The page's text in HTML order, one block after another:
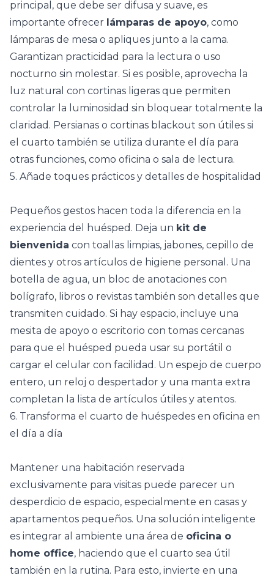
principal, que debe ser difusa y suave, es
importante ofrecer lámparas de apoyo, como
lámparas de mesa o apliques junto a la cama.
Garantizan practicidad para la lectura o uso
nocturno sin molestar. Si es posible, aprovecha la
luz natural con cortinas ligeras que permiten
controlar la luminosidad sin bloquear totalmente la
claridad. Persianas o cortinas blackout son útiles si
el cuarto también se utiliza durante el día para
otras funciones, como oficina o sala de lectura.
5. Añade toques prácticos y detalles de hospitalidad
Pequeños gestos hacen toda la diferencia en la
experiencia del huésped. Deja un kit de
bienvenida con toallas limpias, jabones, cepillo de
dientes y otros artículos de higiene personal. Una
botella de agua, un bloc de anotaciones con
bolígrafo, libros o revistas también son detalles que
transmiten cuidado. Si hay espacio, incluye una
mesita de apoyo o escritorio con tomas cercanas
para que el huésped pueda usar su portátil o
cargar el celular con facilidad. Un espejo de cuerpo
entero, un reloj o despertador y una manta extra
completan la lista de artículos útiles y atentos.
6. Transforma el cuarto de huéspedes en oficina en
el día a día
Mantener una habitación reservada
exclusivamente para visitas puede parecer un
desperdicio de espacio, especialmente en casas y
apartamentos pequeños. Una solución inteligente
es integrar al ambiente una área de oficina o
home office, haciendo que el cuarto sea útil
también en la rutina. Para esto, invierte en una